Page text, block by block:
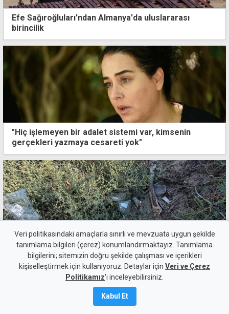
Efe Sağıroğluları'ndan Almanya'da uluslararası
birincilik
"Hiç işlemeyen bir adalet sistemi var, kimsenin
gerçekleri yazmaya cesareti yok"
Çatalköy Esentepe Belediyesi'nden Sevgi Evi'ndeki
çocuklara plaj etkinliği
Veri politikasındaki amaçlarla sınırlı ve mevzuata uygun şekilde
tanımlama bilgileri (çerez) konumlandırmaktayız. Tanımlama
bilgilerini; sitemizin doğru şekilde çalışması ve içerikleri
kişiselleştirmek için kullanıyoruz. Detaylar için Veri ve Çerez
Politikamız'ı inceleyebilirsiniz.
Kabul Et